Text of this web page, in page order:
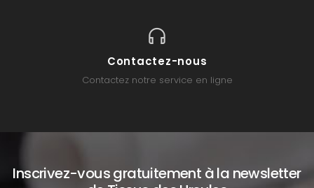
Contactez-nous
Contactez notre service en ligne
Inscrivez-vous gratuitement à la newsletter